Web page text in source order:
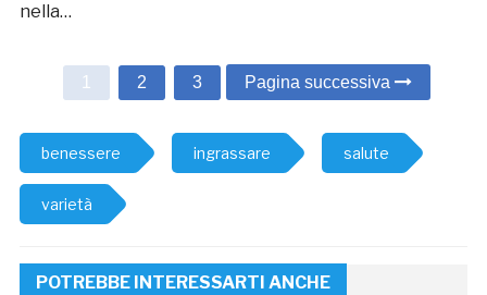
nella…
1 2 3 Pagina successiva
benessere ingrassare salute
varietà
POTREBBE INTERESSARTI ANCHE